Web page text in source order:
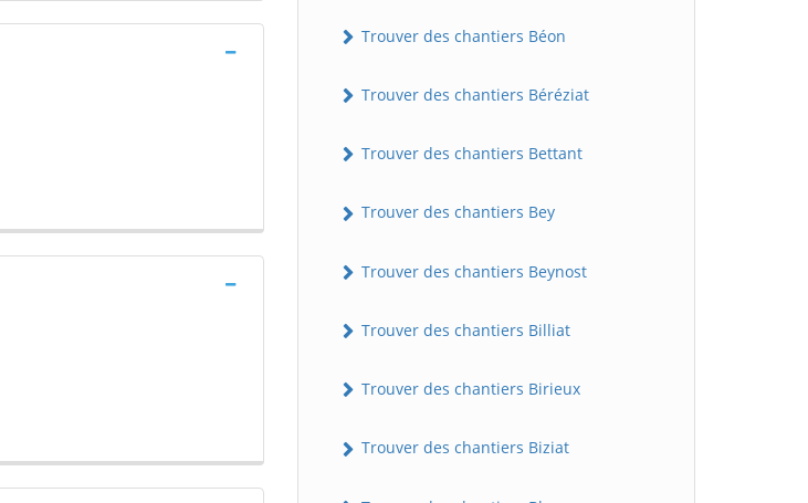
Trouver des chantiers Béon
Trouver des chantiers Béréziat
Trouver des chantiers Bettant
Trouver des chantiers Bey
Trouver des chantiers Beynost
Trouver des chantiers Billiat
Trouver des chantiers Birieux
Trouver des chantiers Biziat